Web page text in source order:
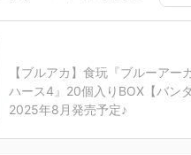
【ブルアカ】食玩『ブルーアー
ハース4』20個入りBOX【バン
2025年8月発売予定♪